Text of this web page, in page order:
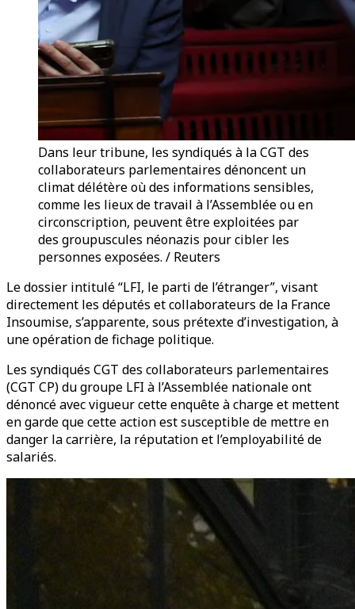
Dans leur tribune, les syndiqués à la CGT des
collaborateurs parlementaires dénoncent un
climat délétère où des informations sensibles,
comme les lieux de travail à l’Assemblée ou en
circonscription, peuvent être exploitées par
des groupuscules néonazis pour cibler les
personnes exposées. / Reuters
Le dossier intitulé “LFI, le parti de l’étranger”, visant
directement les députés et collaborateurs de la France
Insoumise, s’apparente, sous prétexte d’investigation, à
une opération de fichage politique.
Les syndiqués CGT des collaborateurs parlementaires
(CGT CP) du groupe LFI à l’Assemblée nationale ont
dénoncé avec vigueur cette enquête à charge et mettent
en garde que cette action est susceptible de mettre en
danger la carrière, la réputation et l’employabilité de
salariés.